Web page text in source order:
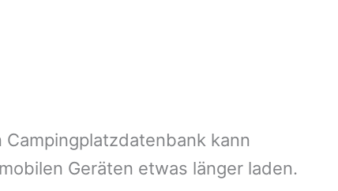
Campingplatzdatenbank kann
Geräten etwas länger laden.